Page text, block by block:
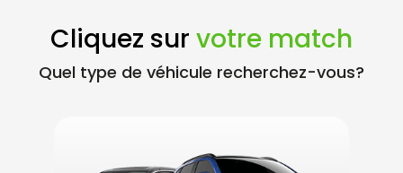
Cliquez sur votre match
Quel type de véhicule recherchez-vous?